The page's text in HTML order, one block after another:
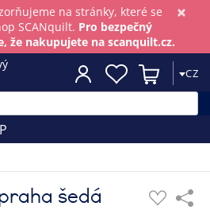
×
na stránky, které se
SCANquilt. Pro bezpečný
že nakupujete na scanquilt.cz.
CZ
šedá